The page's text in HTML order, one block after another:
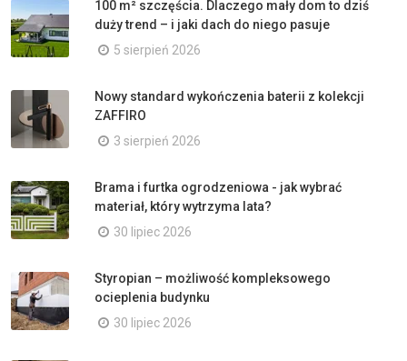
100 m² szczęścia. Dlaczego mały dom to dziś
duży trend – i jaki dach do niego pasuje
5 sierpień 2026
Nowy standard wykończenia baterii z kolekcji
ZAFFIRO
3 sierpień 2026
Brama i furtka ogrodzeniowa - jak wybrać
materiał, który wytrzyma lata?
30 lipiec 2026
Styropian – możliwość kompleksowego
ocieplenia budynku
30 lipiec 2026